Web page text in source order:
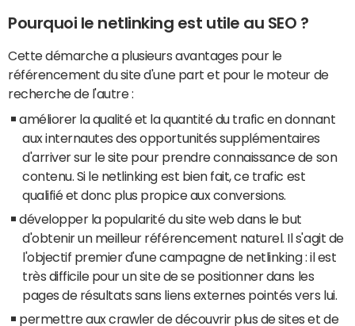
Pourquoi le netlinking est utile au SEO ?
Cette démarche a plusieurs avantages pour le
référencement du site d'une part et pour le moteur de
recherche de l'autre :
améliorer la qualité et la quantité du trafic en donnant
aux internautes des opportunités supplémentaires
d'arriver sur le site pour prendre connaissance de son
contenu. Si le netlinking est bien fait, ce trafic est
qualifié et donc plus propice aux conversions.
développer la popularité du site web dans le but
d'obtenir un meilleur référencement naturel. Il s'agit de
l'objectif premier d'une campagne de netlinking : il est
très difficile pour un site de se positionner dans les
pages de résultats sans liens externes pointés vers lui.
permettre aux crawler de découvrir plus de sites et de